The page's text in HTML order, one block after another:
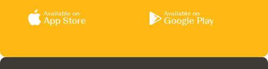
Available on
App Store
Available on
Google Play